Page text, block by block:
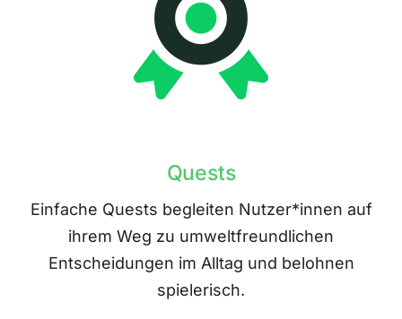
Quests
Einfache Quests begleiten Nutzer*innen auf
ihrem Weg zu umweltfreundlichen
Entscheidungen im Alltag und belohnen
spielerisch.